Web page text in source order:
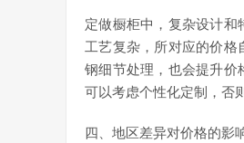
定做橱柜中，复杂设计和
工艺复杂，所对应的价格
钢细节处理，也会提升价
可以考虑个性化定制，否
四、地区差异对价格的影